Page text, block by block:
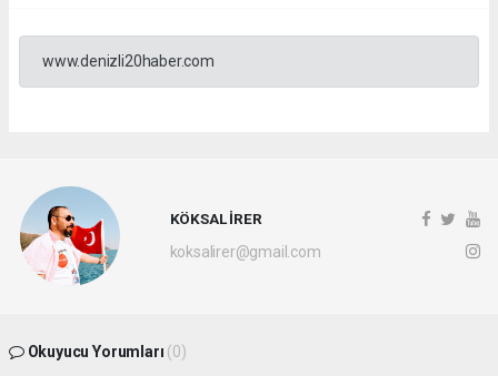
www.denizli20haber.com
KÖKSAL İRER
koksalirer@gmail.com
Okuyucu Yorumları (0)